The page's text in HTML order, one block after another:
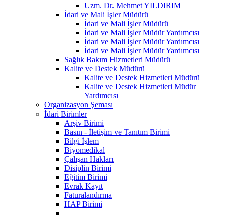
Uzm. Dr. Mehmet YILDIRIM
İdari ve Mali İşler Müdürü
İdari ve Mali İşler Müdürü
İdari ve Mali İşler Müdür Yardımcısı
İdari ve Mali İşler Müdür Yardımcısı
İdari ve Mali İşler Müdür Yardımcısı
Sağlık Bakım Hizmetleri Müdürü
Kalite ve Destek Müdürü
Kalite ve Destek Hizmetleri Müdürü
Kalite ve Destek Hizmetleri Müdür
Yardımcısı
Organizasyon Şeması
İdari Birimler
Arşiv Birimi
Basın - İletişim ve Tanıtım Birimi
Bilgi İşlem
Biyomedikal
Çalışan Hakları
Disiplin Birimi
Eğitim Birimi
Evrak Kayıt
Faturalandırma
HAP Birimi